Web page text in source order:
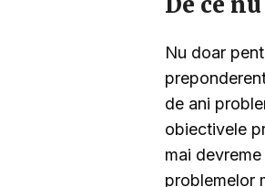
Nu doar
de ani
obiectivele
mai
problemelor